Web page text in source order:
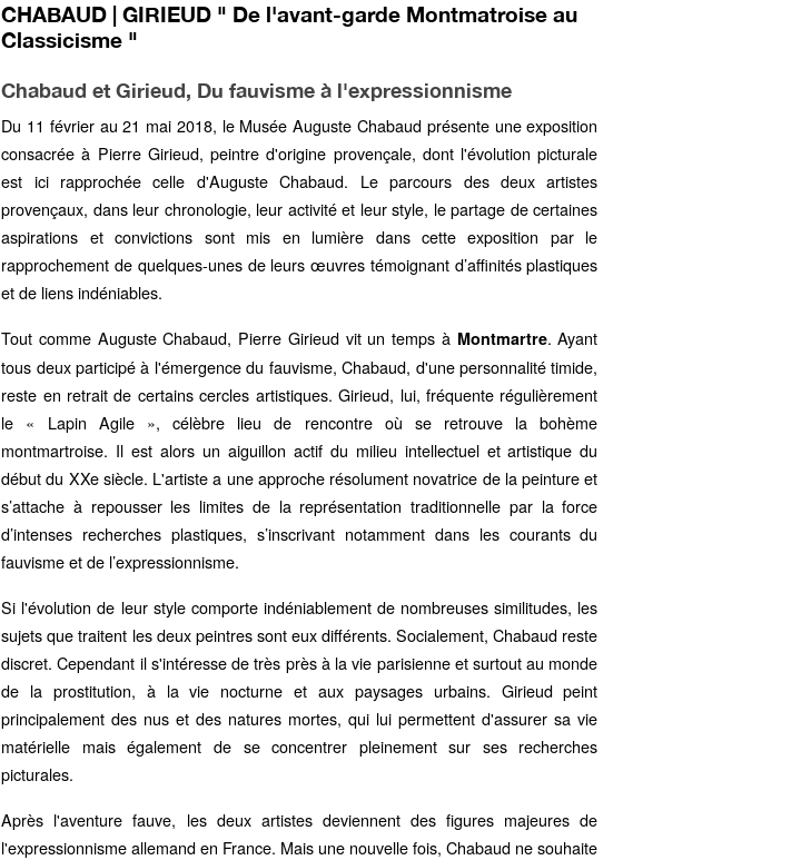
CHABAUD | GIRIEUD " De l'avant-garde Montmatroise au
Classicisme "
Chabaud et Girieud, Du fauvisme à l'expressionnisme
Du 11 février au 21 mai 2018, le Musée Auguste Chabaud présente une exposition
consacrée à Pierre Girieud, peintre d'origine provençale, dont l'évolution picturale
est ici rapprochée celle d'Auguste Chabaud. Le parcours des deux artistes
provençaux, dans leur chronologie, leur activité et leur style, le partage de certaines
aspirations et convictions sont mis en lumière dans cette exposition par le
rapprochement de quelques-unes de leurs œuvres témoignant d’affinités plastiques
et de liens indéniables.
Tout comme Auguste Chabaud, Pierre Girieud vit un temps à Montmartre. Ayant
tous deux participé à l'émergence du fauvisme, Chabaud, d'une personnalité timide,
reste en retrait de certains cercles artistiques. Girieud, lui, fréquente régulièrement
le « Lapin Agile », célèbre lieu de rencontre où se retrouve la bohème
montmartroise. Il est alors un aiguillon actif du milieu intellectuel et artistique du
début du XXe siècle. L'artiste a une approche résolument novatrice de la peinture et
s’attache à repousser les limites de la représentation traditionnelle par la force
d’intenses recherches plastiques, s’inscrivant notamment dans les courants du
fauvisme et de l’expressionnisme.
Si l'évolution de leur style comporte indéniablement de nombreuses similitudes, les
sujets que traitent les deux peintres sont eux différents. Socialement, Chabaud reste
discret. Cependant il s'intéresse de très près à la vie parisienne et surtout au monde
de la prostitution, à la vie nocturne et aux paysages urbains. Girieud peint
principalement des nus et des natures mortes, qui lui permettent d'assurer sa vie
matérielle mais également de se concentrer pleinement sur ses recherches
picturales.
Après l'aventure fauve, les deux artistes deviennent des figures majeures de
l'expressionnisme allemand en France. Mais une nouvelle fois, Chabaud ne souhaite